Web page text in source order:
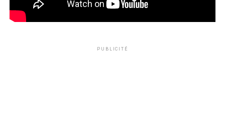
PUBLICITÉ